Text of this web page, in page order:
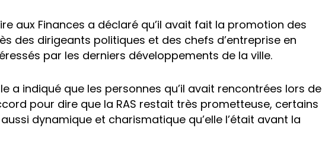
aux Finances a déclaré qu’il avait fait la promotion des
des dirigeants politiques et des chefs d’entreprise en
par les derniers développements de la ville.
a indiqué que les personnes qu’il avait rencontrées lors de
pour dire que la RAS restait très prometteuse, certains
dynamique et charismatique qu’elle l’était avant la